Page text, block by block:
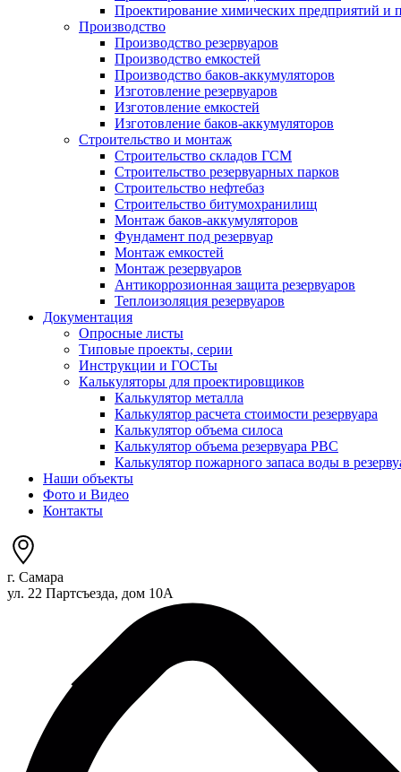
Проектирование химических предприятий и
Производство
Производство резервуаров
Производство емкостей
Производство баков-аккумуляторов
Изготовление резервуаров
Изготовление емкостей
Изготовление баков-аккумуляторов
Строительство и монтаж
Строительство складов ГСМ
Строительство резервуарных парков
Строительство нефтебаз
Строительство битумохранилищ
Монтаж баков-аккумуляторов
Фундамент под резервуар
Монтаж емкостей
Монтаж резервуаров
Антикоррозионная защита резервуаров
Теплоизоляция резервуаров
Документация
Опросные листы
Типовые проекты, серии
Инструкции и ГОСТы
Калькуляторы для проектировщиков
Калькулятор металла
Калькулятор расчета стоимости резервуара
Калькулятор объема силоса
Калькулятор объема резервуара РВС
Калькулятор пожарного запаса воды в
Наши объекты
Фото и Видео
Контакты
г. Самара
ул. 22 Партсъезда, дом 10А